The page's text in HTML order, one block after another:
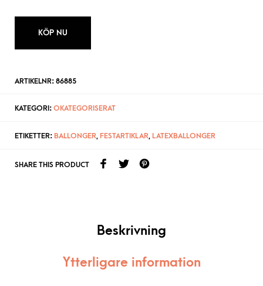
KÖP NU
ARTIKELNR: 86885
KATEGORI: OKATEGORISERAT
ETIKETTER: BALLONGER, FESTARTIKLAR, LATEXBALLONGER
SHARE THIS PRODUCT
Beskrivning
Ytterligare information